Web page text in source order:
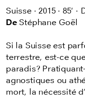
Suisse·2015· 85' ·
DeStéphane Goël
Si la Suisse est
terrestre, est-ce
paradis?
agnostiques ou
mort, la nécessité